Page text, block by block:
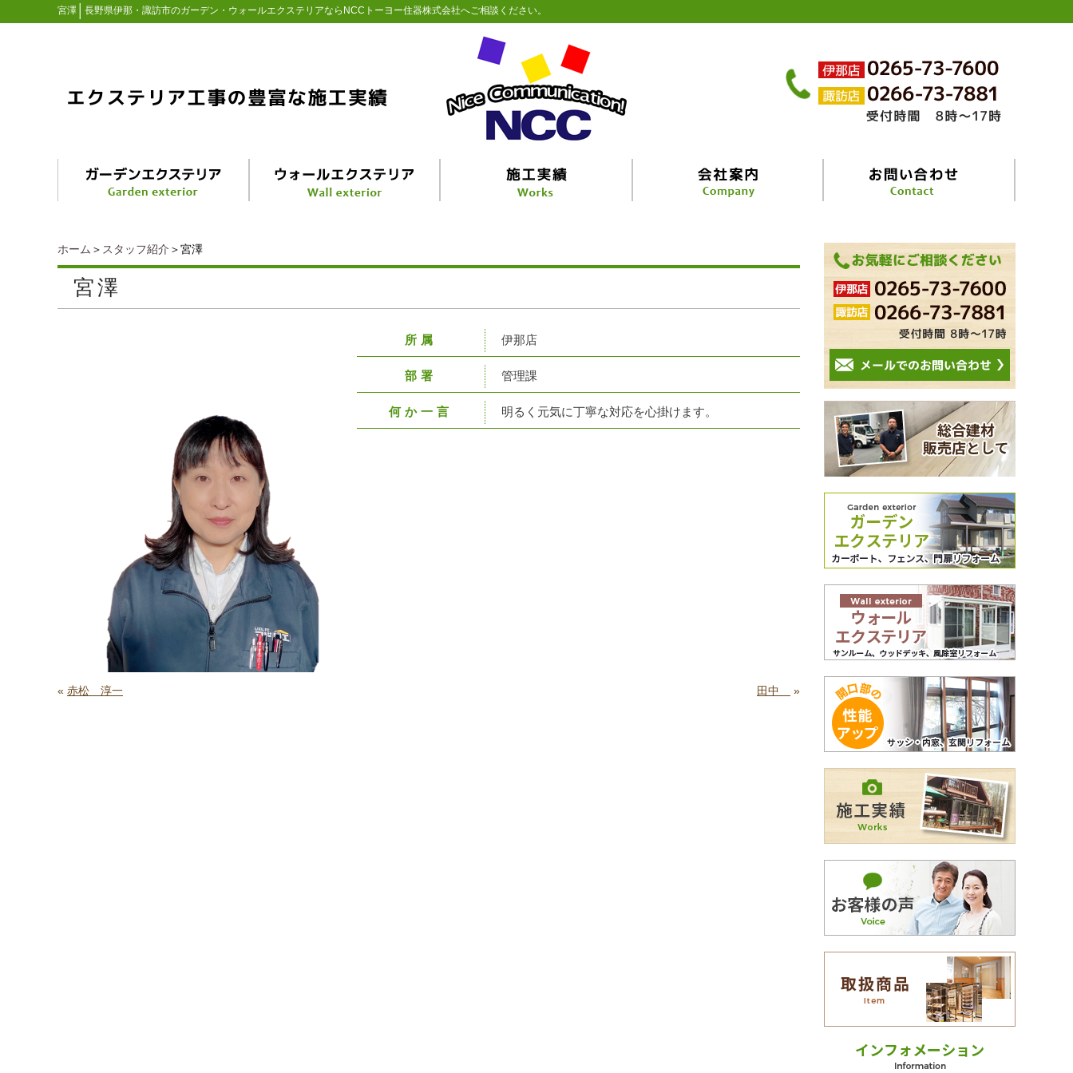
宮澤 長野県伊那・諏訪市のガーデン・ウォールエクステリアならNCCトーヨー住器株式会社へご相談ください。
ホーム ＞ スタッフ紹介 ＞宮澤
宮澤
所属 伊那店
部署 管理課
何か一言 明るく元気に丁寧な対応を心掛けます。
« 赤松 淳一 田中 »